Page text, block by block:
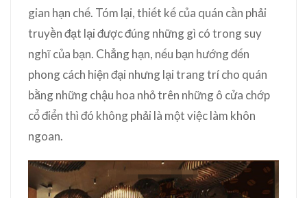
gian hạn chế. Tóm lại, thiết kế của quán cần phải
truyền đạt lại được đúng những gì có trong suy
nghĩ của bạn. Chẳng hạn, nếu bạn hướng đến
phong cách hiện đại nhưng lại trang trí cho quán
bằng những chậu hoa nhỏ trên những ô cửa chớp
cổ điển thì đó không phải là một việc làm khôn
ngoan.